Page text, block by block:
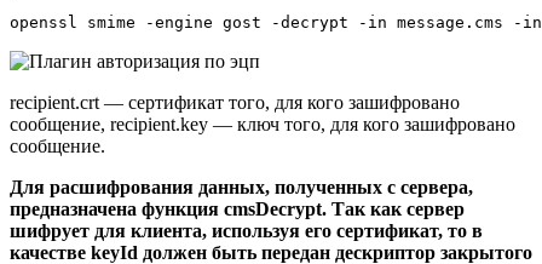
openssl smime -engine gost -decrypt -in
recipient.crt — сертификат того, для кого зашифровано
сообщение, recipient.key — ключ того, для кого зашифровано
сообщение.
Для расшифрования данных, полученных с сервера,
предназначена функция cmsDecrypt. Так как сервер
шифрует для клиента, используя его сертификат, то в
качестве keyId должен быть передан дескриптор закрытого